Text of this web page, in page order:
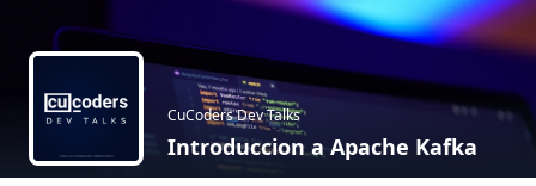
CuCoders Dev Talks
Introduccion a Apache Kafka